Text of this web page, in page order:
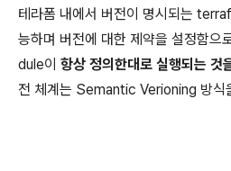
테라폼 내에서 버전이 명시되는
능하며 버전에 대한 제약을 설정함으
dule이 항상 정의한대로 실행되는 것
전 체계는 Semantic Verioning 방식